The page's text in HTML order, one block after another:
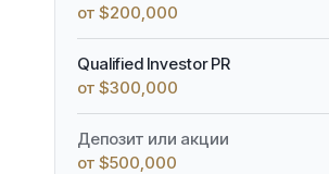
от $200,000
Qualified Investor PR
от $300,000
Депозит или акции
от $500,000